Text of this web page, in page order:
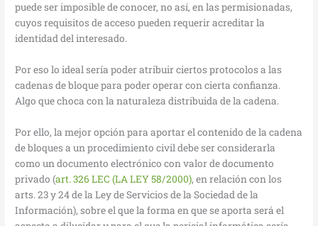
puede ser imposible de conocer, no así, en las permisionadas,
cuyos requisitos de acceso pueden requerir acreditar la
identidad del interesado.
Por eso lo ideal sería poder atribuir ciertos protocolos a las
cadenas de bloque para poder operar con cierta confianza.
Algo que choca con la naturaleza distribuida de la cadena.
Por ello, la mejor opción para aportar el contenido de la cadena
de bloques a un procedimiento civil debe ser considerarla
como un documento electrónico con valor de documento
privado (art. 326 LEC (LA LEY 58/2000), en relación con los
arts. 23 y 24 de la Ley de Servicios de la Sociedad de la
Información), sobre el que la forma en que se aporta será el